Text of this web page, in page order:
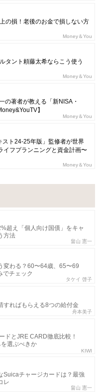
の損！老後のお金で損しない方
Money＆You
タント頼藤太希ならこう使う
Money＆You
の著者が教える「新NISA・
】
Money＆You
スト24-25年版」監修者が世界
イフプランニングと資金計画〜
Money＆You
超え「個人向け国債」をキャ
方法
畠山 憲一
変わる？60〜64歳、65〜69
チェック
タケイ 啓子
すればもらえる8つの給付金
舟本美子
ドとJRE CARD徹底比較！
選ぶべきか
KIWI
Suicaチャージカードは？最強
レ
畠山 憲一